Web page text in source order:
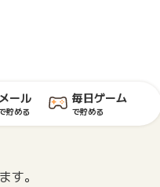
メール
貯める
毎日ゲーム
で貯める
す。